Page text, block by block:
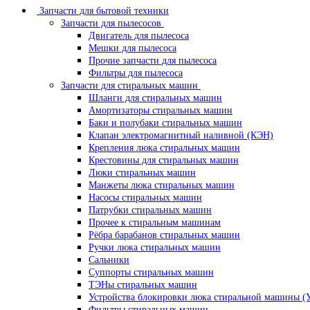
Запчасти для бытовой техники
Запчасти для пылесосов
Двигатель для пылесоса
Мешки для пылесоса
Прочие запчасти для пылесоса
Фильтры для пылесоса
Запчасти для стиральных машин
Шланги для стиральных машин
Амортизаторы стиральных машин
Баки и полубаки стиральных машин
Клапан электромагнитный наливной (КЭН)
Крепления люка стиральных машин
Крестовины для стиральных машин
Люки стиральных машин
Манжеты люка стиральных машин
Насосы стиральных машин
Патрубки стиральных машин
Прочее к стиральным машинам
Рёбра барабанов стиральных машин
Ручки люка стиральных машин
Сальники
Суппорты стиральных машин
ТЭНы стиральных машин
Устройства блокировки люка стиральной машины